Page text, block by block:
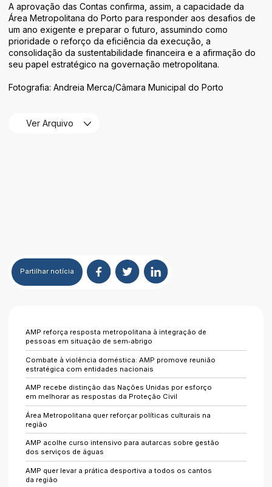
A aprovação das Contas confirma, assim, a capacidade da
Área Metropolitana do Porto para responder aos desafios de
um ano exigente e preparar o futuro, assumindo como
prioridade o reforço da eficiência da execução, a
consolidação da sustentabilidade financeira e a afirmação do
seu papel estratégico na governação metropolitana.
Fotografia: Andreia Merca/Câmara Municipal do Porto
Ver Arquivo
Partilhar notícia
AMP reforça resposta metropolitana à integração de
pessoas em situação de sem‑abrigo
Combate à violência doméstica: AMP promove reunião
estratégica com entidades nacionais
AMP recebe distinção das Nações Unidas por esforço
em melhorar as respostas da Proteção Civil
Área Metropolitana quer reforçar políticas culturais na
região
AMP acolhe curso intensivo para autarcas sobre gestão
dos serviços de águas
AMP quer levar a prática desportiva a todos os cantos
da região